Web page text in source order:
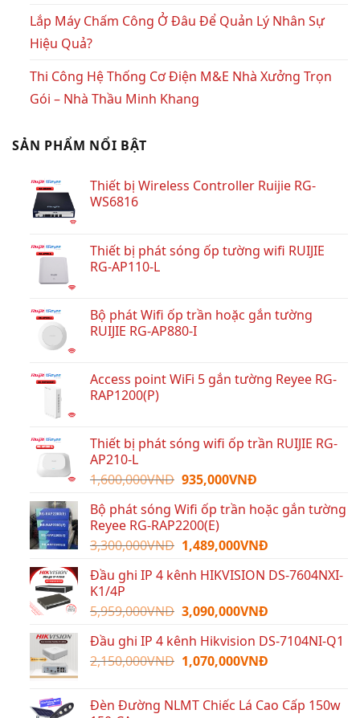
Lắp Máy Chấm Công Ở Đâu Để Quản Lý Nhân Sự
Hiệu Quả?
Thi Công Hệ Thống Cơ Điện M&E Nhà Xưởng Trọn
Gói – Nhà Thầu Minh Khang
SẢN PHẨM NỔI BẬT
Thiết bị Wireless Controller Ruijie RG-
WS6816
Thiết bị phát sóng ốp tường wifi RUIJIE
RG-AP110-L
Bộ phát Wifi ốp trần hoặc gắn tường
RUIJIE RG-AP880-I
Access point WiFi 5 gắn tường Reyee RG-
RAP1200(P)
Thiết bị phát sóng wifi ốp trần RUIJIE RG-
AP210-L
1,600,000VNĐ Giá
là:
1,600,000VNĐ.
935,000VNĐGiá
tại
935,000VNĐ.
Bộ phát sóng Wifi ốp trần hoặc gắn tường
Reyee RG-RAP2200(E)
3,300,000VNĐ Giá
là:
1,489,000VNĐGiá
tại
1,489,000VNĐ.
Đầu ghi IP 4 kênh HIKVISION DS-7604NXI-
K1/4P
5,959,000VNĐ Giá
là:
5,959,000VNĐ.
3,090,000VNĐGiá
tại
là:
Đầu ghi IP 4 kênh Hikvision DS-7104NI-Q1
2,150,000VNĐ Giá
2,150,000VNĐ.
1,070,000VNĐGiá
là:
Đèn Đường NLMT Chiếc Lá Cao Cấp 150w